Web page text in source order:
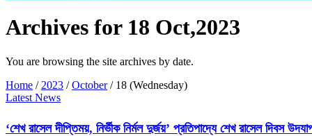
Archives for 18 Oct,2023
You are browsing the site archives by date.
Home / 2023 /October / 18 (Wednesday)
Latest News
‘শেখ রাসেল দীপ্তিময়, নির্ভীক নির্মল দুর্জয়’ প্রতিপাদ্যে শেখ রাসেল দিবস